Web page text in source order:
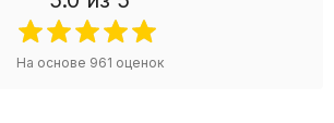
На основе 961 оценок